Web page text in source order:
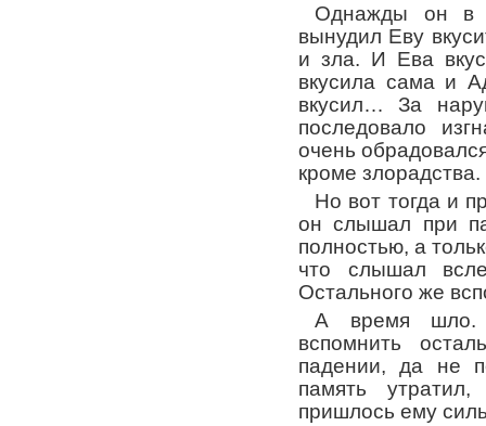
Однажды он в
вынудил Еву
и зла. И Ева
вкусила сама и
вкусил… За
последовало
очень
кроме злорадства.
Но вот тогда и
он слышал при
полностью, а
что слышал
Остального же
А время шло.
вспомнить
падении, да не
память
пришлось ему